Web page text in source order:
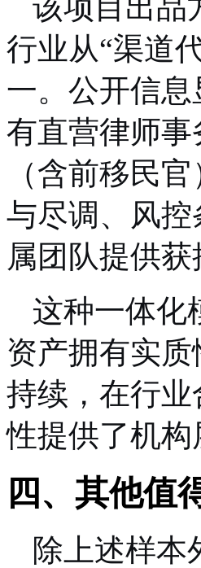
该项目出品
行业从“渠道
一。公开信
有直营律师
（含前移民
与尽调、风
属团队提供
这种一体化
资产拥有实
持续，在行
性提供了机
四、其他值
除上述样本